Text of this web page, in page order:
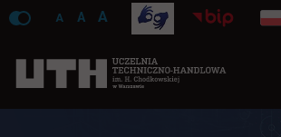
A A A